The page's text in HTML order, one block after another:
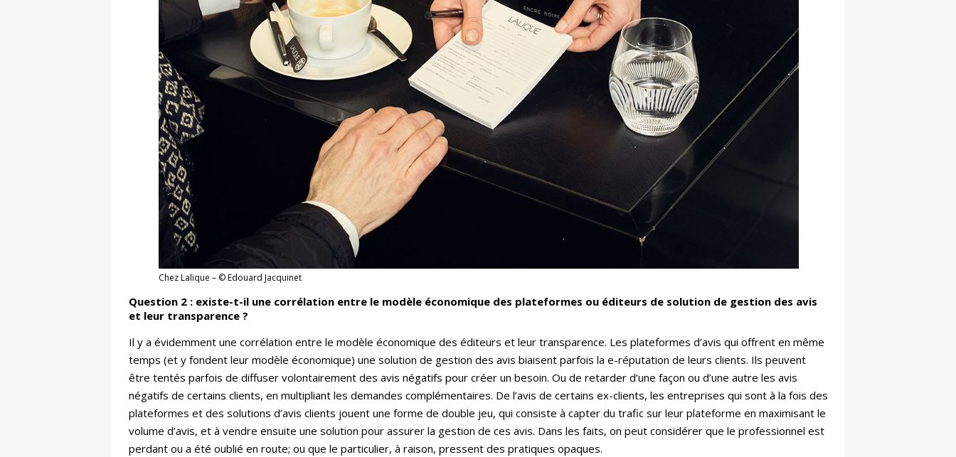
Chez Lalique – © Edouard Jacquinet
Question 2 : existe-t-il une corrélation entre le modèle économique des plateformes ou éditeurs de solution de gestion des avis
et leur transparence ?
Il y a évidemment une corrélation entre le modèle économique des éditeurs et leur transparence. Les plateformes d’avis qui offrent en même
temps (et y fondent leur modèle économique) une solution de gestion des avis biaisent parfois la e-réputation de leurs clients. Ils peuvent
être tentés parfois de diffuser volontairement des avis négatifs pour créer un besoin. Ou de retarder d’une façon ou d’une autre les avis
négatifs de certains clients, en multipliant les demandes complémentaires. De l’avis de certains ex-clients, les entreprises qui sont à la fois des
plateformes et des solutions d’avis clients jouent une forme de double jeu, qui consiste à capter du trafic sur leur plateforme en maximisant le
volume d’avis, et à vendre ensuite une solution pour assurer la gestion de ces avis. Dans les faits, on peut considérer que le professionnel est
perdant ou a été oublié en route; ou que le particulier, à raison, pressent des pratiques opaques.